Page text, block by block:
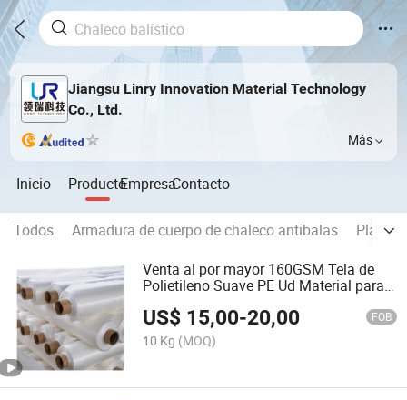
Jiangsu Linry Innovation Material Technology
Co., Ltd.
Más
Inicio ProductoEmpresaContacto
Todos Armadura de cuerpo de chaleco antibalas
Placa
Venta al por mayor 160GSM Tela de
Polietileno Suave PE Ud Material para
US$ 15,00-20,00 FOB
10 Kg (MOQ)